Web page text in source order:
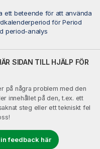
ett beteende för att använda
för Period
period-analys
SIDAN TILL HJÄLP FÖR
på några problem med den
innehållet på den, t.ex. ett
steg eller ett tekniskt fel
feedback här